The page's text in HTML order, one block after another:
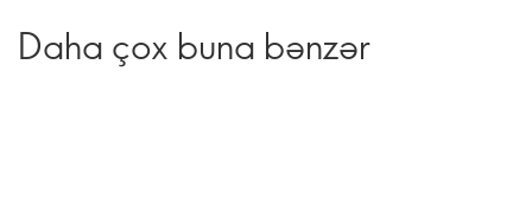
Daha çox buna bənzər